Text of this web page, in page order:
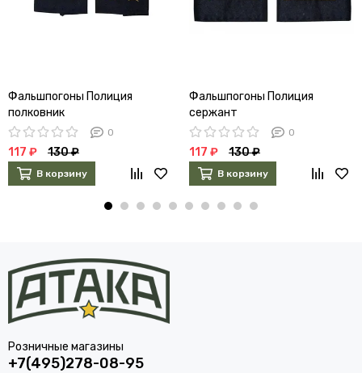
Фальшпогоны Полиция
полковник
0
117 ₽ 130 ₽
В корзину
Фальшпогоны Полиция
сержант
0
117 ₽ 130 ₽
В корзину
Розничные магазины
+7(495)278-08-95